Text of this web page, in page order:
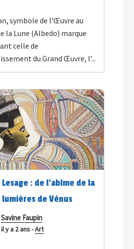
symbole de l’Œuvre au
la Lune (Albedo) marque
celle de
du Grand Œuvre, l’...
: de l'abîme de la
de Vénus
Savine Faupin
il y a 2 ans-Art